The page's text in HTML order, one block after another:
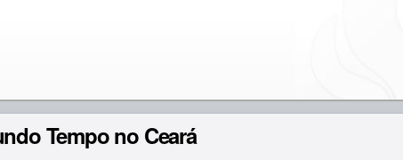
Tempo no Ceará